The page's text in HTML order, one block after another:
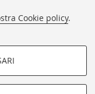
Cookie policy.